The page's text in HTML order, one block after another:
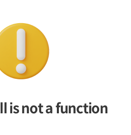
is not a function